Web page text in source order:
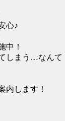
心♪
中！
しまう…なんて
内します！